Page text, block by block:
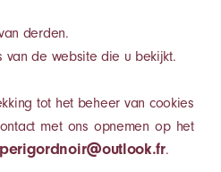
derden.
van de website die u bekijkt.
tot het beheer van cookies
met ons opnemen op het
.